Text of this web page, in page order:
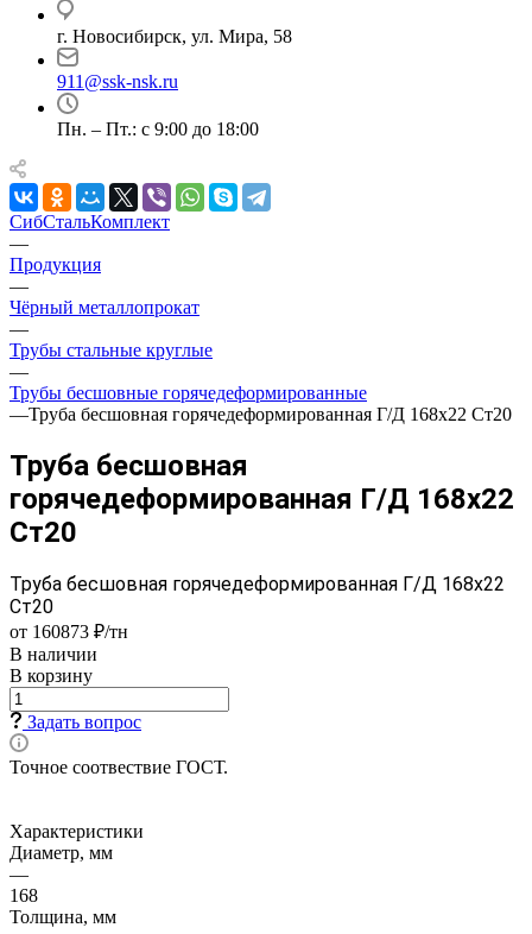
г. Новосибирск, ул. Мира, 58
911@ssk-nsk.ru
Пн. – Пт.: с 9:00 до 18:00
СибСтальКомплект
—
Продукция
—
Чёрный металлопрокат
—
Трубы стальные круглые
—
Трубы бесшовные горячедеформированные
—Труба бесшовная горячедеформированная Г/Д 168х22 Ст20
Труба бесшовная
горячедеформированная Г/Д 168х22
Ст20
Труба бесшовная горячедеформированная Г/Д 168х22
Ст20
от 160873 ₽/тн
В наличии
В корзину
Задать вопрос
Точное соотвествие ГОСТ.
Характеристики
Диаметр, мм
—
168
Толщина, мм